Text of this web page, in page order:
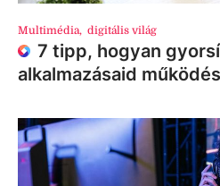
Multimédia, digitális világ
7 tipp, hogyan
alkalmazásaid